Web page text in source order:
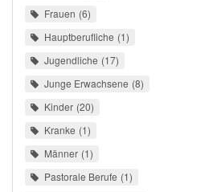
Frauen 6
Hauptberufliche 1
Jugendliche 17
Junge Erwachsene 8
Kinder 20
Kranke 1
Männer 1
Pastorale Berufe 1